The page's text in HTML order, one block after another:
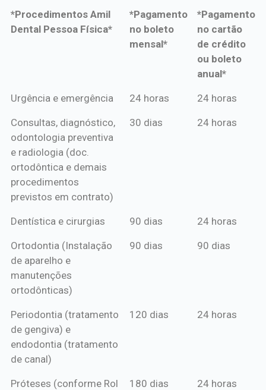
*Procedimentos Amil
Dental Pessoa Física*
*Pagamento
no boleto
mensal*
*Pagamento
no cartão
de crédito
ou boleto
anual*
*Procedimentos Amil
*Pagamento
mensal*
*Pagamento
de crédito
Urgência e emergência 24 horas 24 horas
Consultas, diagnóstico,
odontologia preventiva
e radiologia (doc.
ortodôntica e demais
procedimentos
previstos em contrato)
30 dias 24 horas
Dentística e cirurgias 90 dias 24 horas
Ortodontia (Instalação
de aparelho e
manutenções
ortodônticas)
90 dias 90 dias
Periodontia (tratamento
de gengiva) e
endodontia (tratamento
de canal)
120 dias 24 horas
Próteses (conforme Rol
180 dias 24 horas